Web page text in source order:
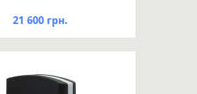
21 600 грн.